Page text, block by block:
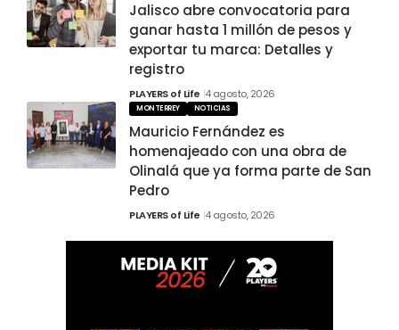
Jalisco abre convocatoria para
ganar hasta 1 millón de pesos y
exportar tu marca: Detalles y
registro
PLAYERS of Life 4 agosto, 2026
MONTERREY NOTICIAS
Mauricio Fernández es
homenajeado con una obra de
Olinalá que ya forma parte de San
Pedro
PLAYERS of Life 4 agosto, 2026